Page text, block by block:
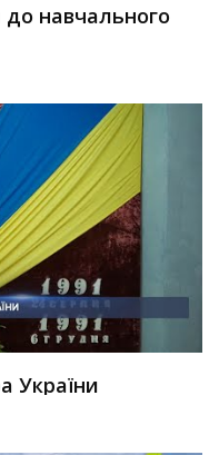
навчального
України